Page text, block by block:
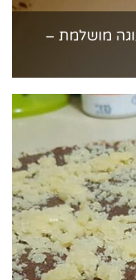
מושלמת –